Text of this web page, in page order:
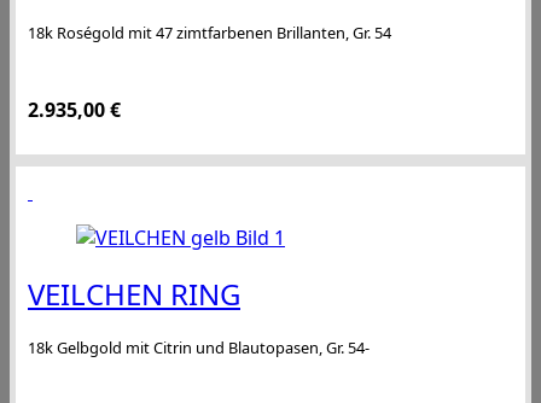
18k Roségold mit 47 zimtfarbenen Brillanten, Gr. 54
2.935,00€
VEILCHEN RING
18k Gelbgold mit Citrin und Blautopasen, Gr. 54-